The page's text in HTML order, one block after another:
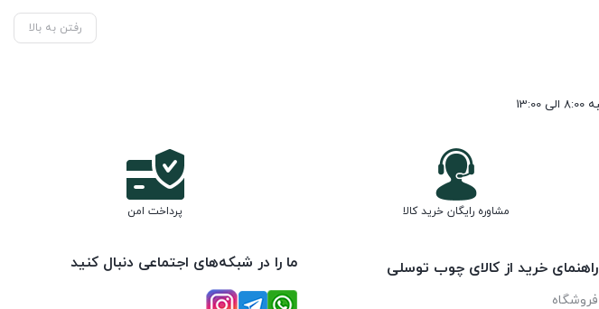
رفتن به بالا
مشاوره رایگان خرید کالا پرداخت امن
راهنمای خرید از کالای چوب توسلی
فروشگاه
ما را در شبکه‌های اجتماعی دنبال کنید